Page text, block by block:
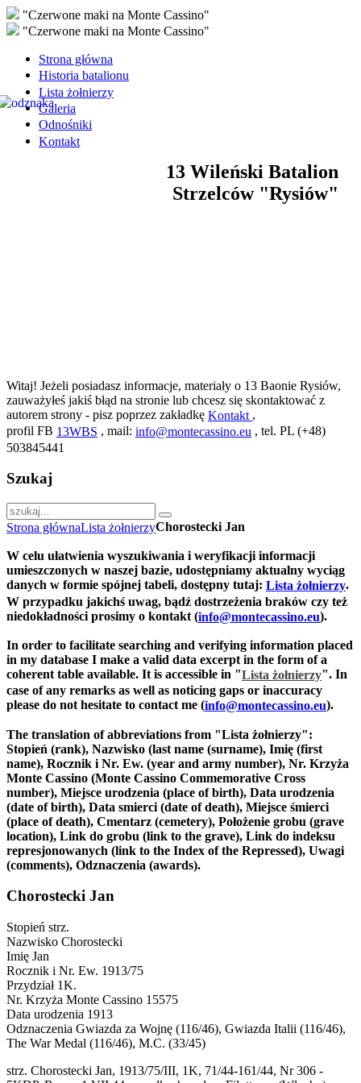
"Czerwone maki na Monte Cassino"
"Czerwone maki na Monte Cassino"
Strona główna
Historia batalionu
Lista żołnierzy
Galeria
Odnośniki
Kontakt
13 Wileński Batalion
Strzelców "Rysiów"
Witaj! Jeżeli posiadasz informacje, materiały o 13 Baonie Rysiów,
zauważyłeś jakiś błąd na stronie lub chcesz się skontaktować z
autorem strony - pisz poprzez zakładkę Kontakt ,
profil FB 13WBS , mail: info@montecassino.eu , tel. PL (+48)
503845441
Szukaj
Strona głównaLista żołnierzyChorostecki Jan
W celu ułatwienia wyszukiwania i weryfikacji informacji
umieszczonych w naszej bazie, udostępniamy aktualny wyciąg
danych w formie spójnej tabeli, dostępny tutaj: Lista żołnierzy.
W przypadku jakichś uwag, bądź dostrzeżenia braków czy też
niedokładności prosimy o kontakt (info@montecassino.eu).
In order to facilitate searching and verifying information placed
in my database I make a valid data excerpt in the form of a
coherent table available. It is accessible in "Lista żołnierzy". In
case of any remarks as well as noticing gaps or inaccuracy
please do not hesitate to contact me (info@montecassino.eu).
The translation of abbreviations from "Lista żołnierzy":
Stopień (rank), Nazwisko (last name (surname), Imię (first
name), Rocznik i Nr. Ew. (year and army number), Nr. Krzyża
Monte Cassino (Monte Cassino Commemorative Cross
number), Miejsce urodzenia (place of birth), Data urodzenia
(date of birth), Data smierci (date of death), Miejsce śmierci
(place of death), Cmentarz (cemetery), Położenie grobu (grave
location), Link do grobu (link to the grave), Link do indeksu
represjonowanych (link to the Index of the Repressed), Uwagi
(comments), Odznaczenia (awards).
Chorostecki Jan
Stopień strz.
Nazwisko Chorostecki
Imię Jan
Rocznik i Nr. Ew. 1913/75
Przydział 1K.
Nr. Krzyża Monte Cassino 15575
Data urodzenia 1913
Odznaczenia Gwiazda za Wojnę (116/46), Gwiazda Italii (116/46),
The War Medal (116/46), M.C. (33/45)
strz. Chorostecki Jan, 1913/75/III, 1K, 71/44-161/44, Nr 306 -